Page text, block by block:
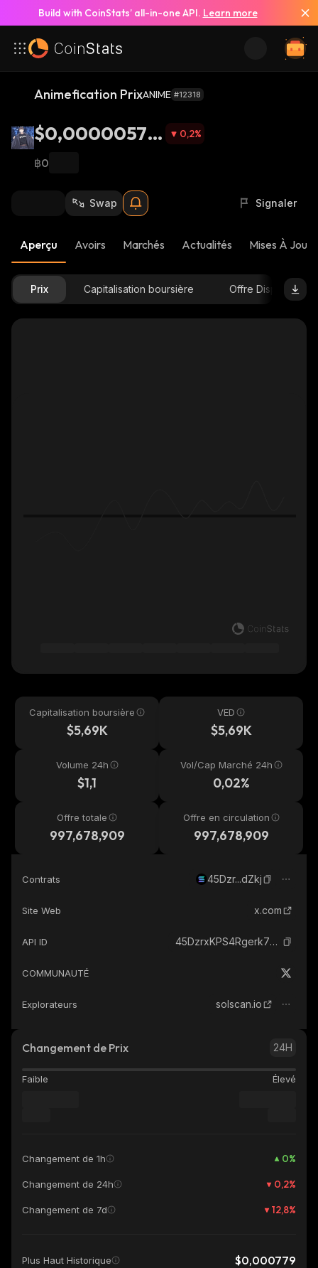
Build with CoinStats’ all-in-one API. Learn more
Animefication PrixANIME #12318
$0,00000570
5
0,2%
฿0
Swap Signaler
Aperçu Avoirs Marchés Actualités Mises À Jour
Prix Capitalisation boursière Offre Disponible
Capitalisation boursière
$5,69K
VED
$5,69K
Volume 24h
$1,1
Vol/Cap Marché 24h
0,02%
Offre totale
997,678,909
Offre en circulation
997,678,909
Contrats 45Dzr...dZkj
Site Web x.com
API ID 45DzrxKPS4Rgerk7u6gBCB9iikF4gYVUtYE6GXbDdZkj_solana
COMMUNAUTÉ
Explorateurs solscan.io
Changement de Prix 24H
Faible Élevé
Changement de 1h 0%
Changement de 24h 0,2%
Changement de 7d 12,8%
Plus Haut Historique $0,000779